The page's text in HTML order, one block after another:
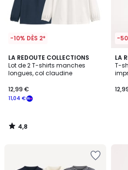
-10% DÈS 2*
LA REDOUTE COLLECTIONS
Lot de 2 T-shirts manches
longues, col claudine
11,04 €
12,99 €
4,8
/ 5
4,8
/
-
LA
T-